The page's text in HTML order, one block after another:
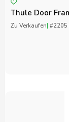
Thule Door
Zu Verkaufen| #2205